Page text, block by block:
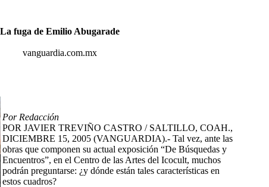
La fuga de Emilio Abugarade
vanguardia.com.mx
Por Redacción
POR JAVIER TREVIÑO CASTRO / SALTILLO, COAH.,
DICIEMBRE 15, 2005 (VANGUARDIA).- Tal vez, ante las
obras que componen su actual exposición “De Búsquedas y
Encuentros”, en el Centro de las Artes del Icocult, muchos
podrán preguntarse: ¿y dónde están tales características en
estos cuadros?